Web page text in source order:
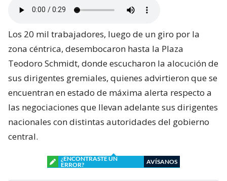
Los 20 mil trabajadores, luego de un giro por la
zona céntrica, desembocaron hasta la Plaza
Teodoro Schmidt, donde escucharon la alocución de
sus dirigentes gremiales, quienes advirtieron que se
encuentran en estado de máxima alerta respecto a
las negociaciones que llevan adelante sus dirigentes
nacionales con distintas autoridades del gobierno
central.
¿ENCONTRASTE UN
ERROR?
AVÍSANOS